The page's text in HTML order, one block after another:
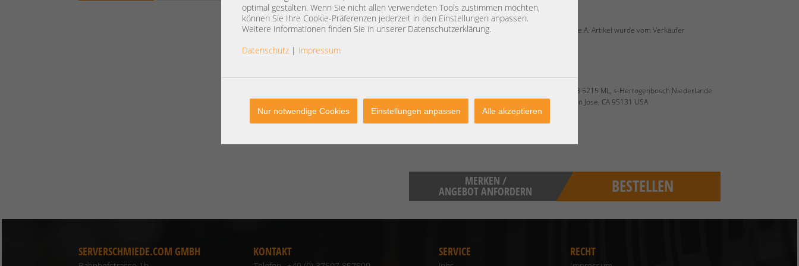
optimal gestalten. Wenn Sie nicht allen verwendeten Tools zustimmen möchten,
können Sie Ihre Cookie-Präferenzen jederzeit in den Einstellungen anpassen.
Weitere Informationen finden Sie in unserer Datenschutzerklärung.
Datenschutz | Impressum
Nur notwendige Cookies Einstellungen anpassen Alle akzeptieren
X10DSC+
Artikelzustand:refurbished / generalüberholt, Grade A. Artikel wurde vom Verkäufer
Super Micro Computer, Inc. Het Sterrenbeeld 28 5215 ML, s-Hertogenbosch Niederlande
Super Micro Computer, Inc. 980 Rock Avenue San Jose, CA 95131 USA
MERKEN /
ANGEBOT ANFORDERN BESTELLEN
SERVERSCHMIEDE.COM GMBH KONTAKT SERVICE RECHT